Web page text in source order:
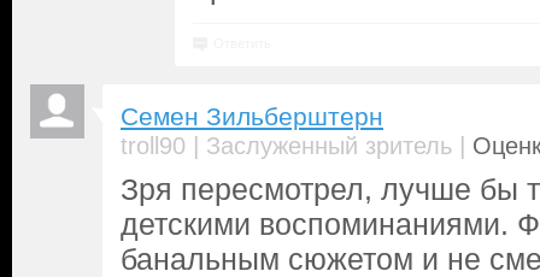
Семен Зильберштерн
troll90 | Заслуженный зритель |
Зря пересмотрел, лучше бы
детскими воспоминаниями.
банальным сюжетом и не